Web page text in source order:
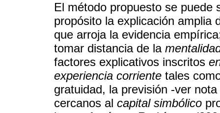
El método propuesto se puede
propósito la explicación amplia
que arroja la evidencia
tomar distancia de la
factores explicativos inscritos
experiencia corriente tales
gratuidad, la previsión -ver
cercanos al capital simbólico